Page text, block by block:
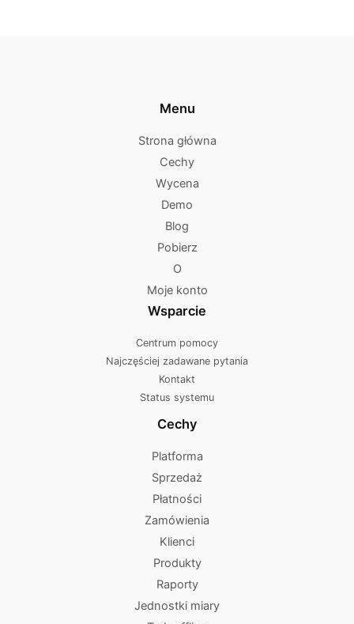
Menu
Strona główna
Cechy
Wycena
Demo
Blog
Pobierz
O
Moje konto
Wsparcie
Centrum pomocy
Najczęściej zadawane pytania
Kontakt
Status systemu
Cechy
Platforma
Sprzedaż
Płatności
Zamówienia
Klienci
Produkty
Raporty
Jednostki miary